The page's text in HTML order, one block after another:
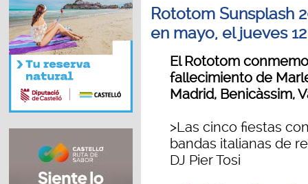
Rototom Sunsplash
en mayo, el jueves
El Rototom
fallecimiento de
Madrid, Benicàssim,
>Las cinco fiestas
bandas italianas de
DJ Pier Tosi